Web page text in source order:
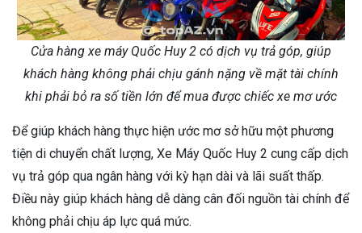
Cửa hàng xe máy Quốc Huy 2 có dịch vụ trả góp, giúp
khách hàng không phải chịu gánh nặng về mặt tài chính
khi phải bỏ ra số tiền lớn để mua được chiếc xe mơ ước
Để giúp khách hàng thực hiện ước mơ sở hữu một phương
tiện di chuyển chất lượng, Xe Máy Quốc Huy 2 cung cấp dịch
vụ trả góp qua ngân hàng với kỳ hạn dài và lãi suất thấp.
Điều này giúp khách hàng dễ dàng cân đối nguồn tài chính để
không phải chịu áp lực quá mức.